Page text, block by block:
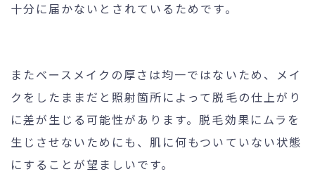
十分に届かないとされているためです。
またベースメイクの厚さは均一ではないため、メイ
クをしたままだと照射箇所によって脱毛の仕上がり
に差が生じる可能性があります。脱毛効果にムラを
生じさせないためにも、肌に何もついていない状態
にすることが望ましいです。